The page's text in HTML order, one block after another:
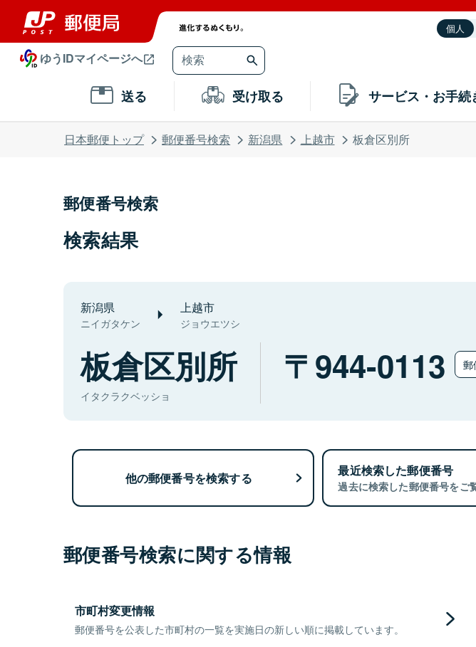
個人
ゆうIDマイページへ
送る 受け取る サービス・お手続
日本郵便トップ 郵便番号検索 新潟県 上越市 板倉区別所
郵便番号検索
検索結果
新潟県
ニイガタケン
上越市
ジョウエツシ
板倉区別所
イタクラクベッショ
944-0113 郵
他の郵便番号を検索する 最近検索した郵便番号
過去に検索した郵便番号をご
郵便番号検索に関する情報
市町村変更情報
郵便番号を公表した市町村の一覧を実施日の新しい順に掲載しています。